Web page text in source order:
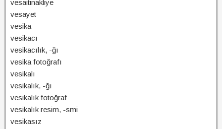
vesaitinakliye
vesayet
vesika
vesikacı
vesikacılık, -ğı
vesika fotoğrafı
vesikalı
vesikalık, -ğı
vesikalık fotoğraf
vesikalık resim, -smi
vesikasız